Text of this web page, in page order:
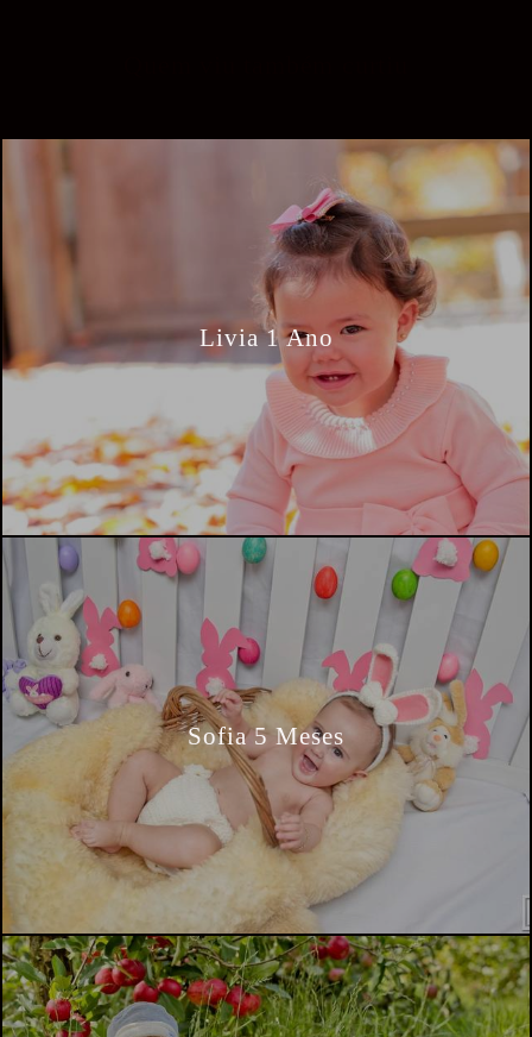
Livia 1 Ano
Sofia 5 Meses